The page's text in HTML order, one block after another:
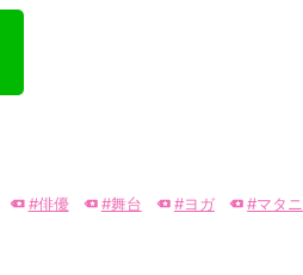
#俳優 #舞台 #ヨガ #マタ